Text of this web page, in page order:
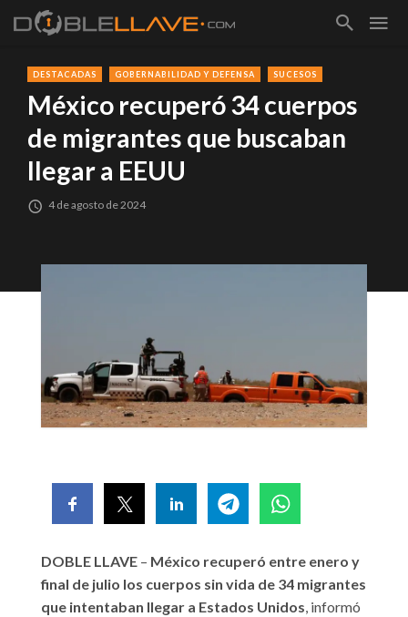
DESTACADAS GOBERNABILIDAD Y DEFENSA SUCESOS
México recuperó 34 cuerpos
de migrantes que buscaban
llegar a EEUU
4 de agosto de 2024
DOBLE LLAVE – México recuperó entre enero y
final de julio los cuerpos sin vida de 34 migrantes
que intentaban llegar a Estados Unidos, informó